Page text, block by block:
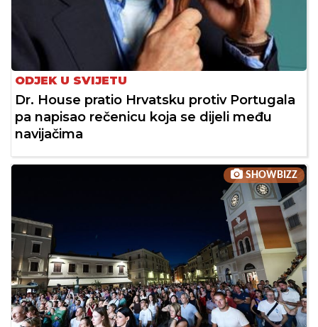
ODJEK U SVIJETU
Dr. House pratio Hrvatsku protiv Portugala
pa napisao rečenicu koja se dijeli među
navijačima
SHOWBIZZ